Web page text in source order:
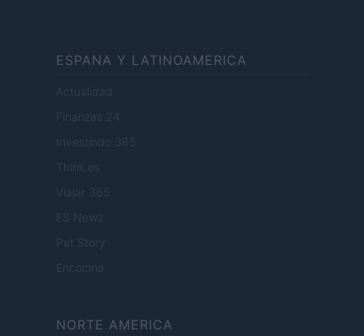
ESPANA Y LATINOAMERICA
Actualidad
Finanzas 24
Investindo 365
Think.es
Viajar 365
ES Newz
Pet Story
Encocina
NORTE AMERICA